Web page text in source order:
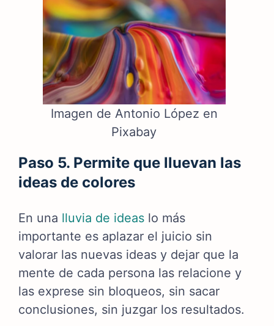
Imagen de Antonio López en
Pixabay
Paso 5. Permite que lluevan las
ideas de colores
En una lluvia de ideas lo más
importante es aplazar el juicio sin
valorar las nuevas ideas y dejar que la
mente de cada persona las relacione y
las exprese sin bloqueos, sin sacar
conclusiones, sin juzgar los resultados.